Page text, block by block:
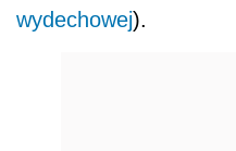
wydechowej).